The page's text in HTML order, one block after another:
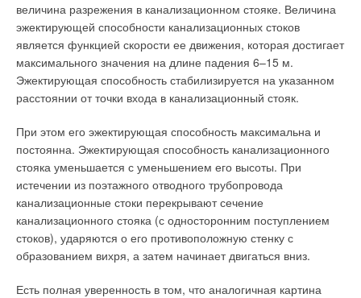
величина разрежения в канализационном стояке. Величина
эжектирующей способности канализационных стоков
является функцией скорости ее движения, которая достигает
максимального значения на длине падения 6–15 м.
Эжектирующая способность стабилизируется на указанном
расстоянии от точки входа в канализационный стояк.
При этом его эжектирующая способность максимальна и
постоянна. Эжектирующая способность канализационного
стояка уменьшается с уменьшением его высоты. При
истечении из поэтажного отводного трубопровода
канализационные стоки перекрывают сечение
канализационного стояка (с односторонним поступлением
стоков), ударяются о его противоположную стенку с
образованием вихря, а затем начинает двигаться вниз.
Есть полная уверенность в том, что аналогичная картина